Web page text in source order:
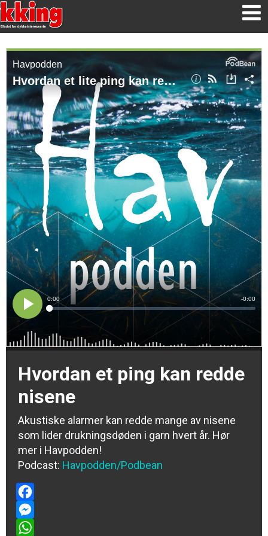
Hvordan et ping kan redde
nisene
Akustiske alarmer kan redde mange av nisene
som lider drukningsdøden i garn hvert år. Hør
mer i Havpodden!
Podcast: Havpodden/Podbean
Facebook
Messenger